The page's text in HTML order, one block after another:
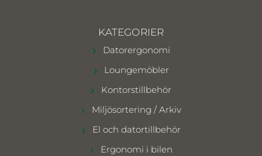
KATEGORIER
Datorergonomi
Loungemöbler
Kontorstillbehör
Miljösortering / Arkiv
El och datortillbehör
Ergonomi i bilen